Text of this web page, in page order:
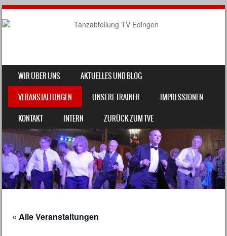
MENU
SKIP TO CONTENT
WIR ÜBER UNS
AKTUELLES UND BLOG
VERANSTALTUNGEN
UNSERE TRAINER
IMPRESSIONEN
KONTAKT
INTERN ZURÜCK ZUM TVE
« Alle Veranstaltungen